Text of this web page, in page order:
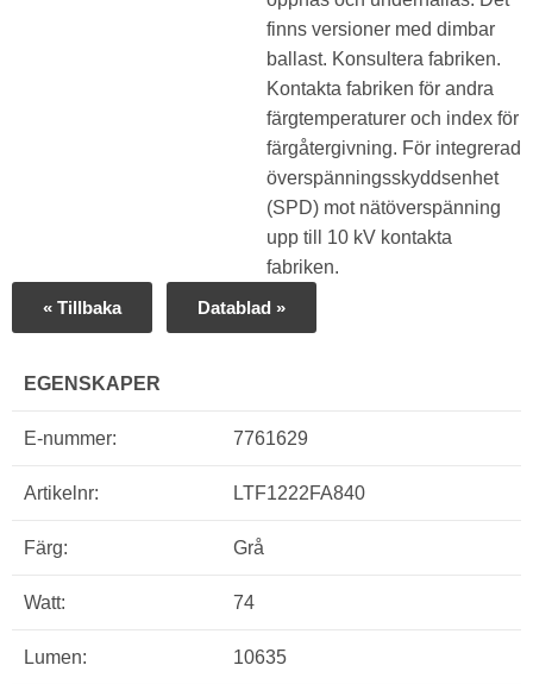
finns versioner med dimbar
ballast. Konsultera fabriken.
Kontakta fabriken för andra
färgtemperaturer och index för
färgåtergivning. För integrerad
överspänningsskyddsenhet
(SPD) mot nätöverspänning
upp till 10 kV kontakta
fabriken.
« Tillbaka
Datablad »
EGENSKAPER
E-nummer: 7761629
Artikelnr: LTF1222FA840
Färg: Grå
Watt: 74
Lumen: 10635